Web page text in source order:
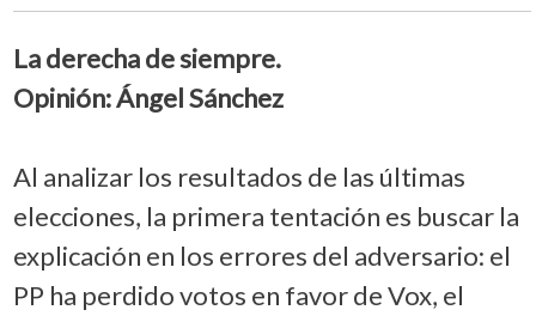
La derecha de siempre.
Opinión: Ángel Sánchez
Al analizar los resultados de las últimas
elecciones, la primera tentación es buscar la
explicación en los errores del adversario: el
PP ha perdido votos en favor de Vox, el